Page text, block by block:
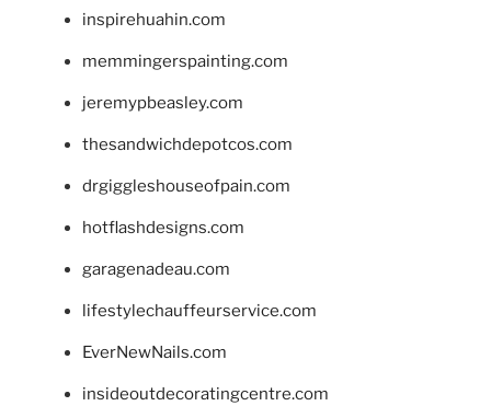
inspirehuahin.com
memmingerspainting.com
jeremypbeasley.com
thesandwichdepotcos.com
drgiggleshouseofpain.com
hotflashdesigns.com
garagenadeau.com
lifestylechauffeurservice.com
EverNewNails.com
insideoutdecoratingcentre.com